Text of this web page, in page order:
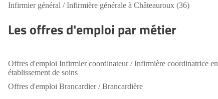
Infirmier général / Infirmière générale à Châteauroux (36)
Les offres d'emploi par métier
Offres d'emploi Infirmier coordinateur / Infirmière coordinatrice en
établissement de soins
Offres d'emploi Brancardier / Brancardière